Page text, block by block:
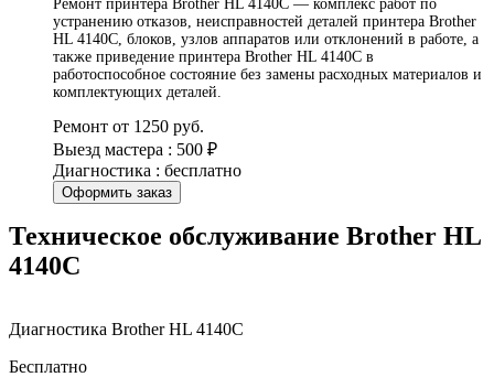
Ремонт принтера Brother HL 4140C — комплекс работ по
устранению отказов, неисправностей деталей принтера Brother
HL 4140C, блоков, узлов аппаратов или отклонений в работе, а
также приведение принтера Brother HL 4140C в
работоспособное состояние без замены расходных материалов и
комплектующих деталей.
Ремонт от 1250 руб.
Выезд мастера : 500 ₽
Диагностика : бесплатно
Оформить заказ
Техническое обслуживание Brother HL
4140C
Диагностика Brother HL 4140C
Бесплатно